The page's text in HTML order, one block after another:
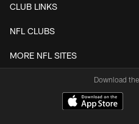
CLUB LINKS
NFL CLUBS
MORE NFL SITES
Download